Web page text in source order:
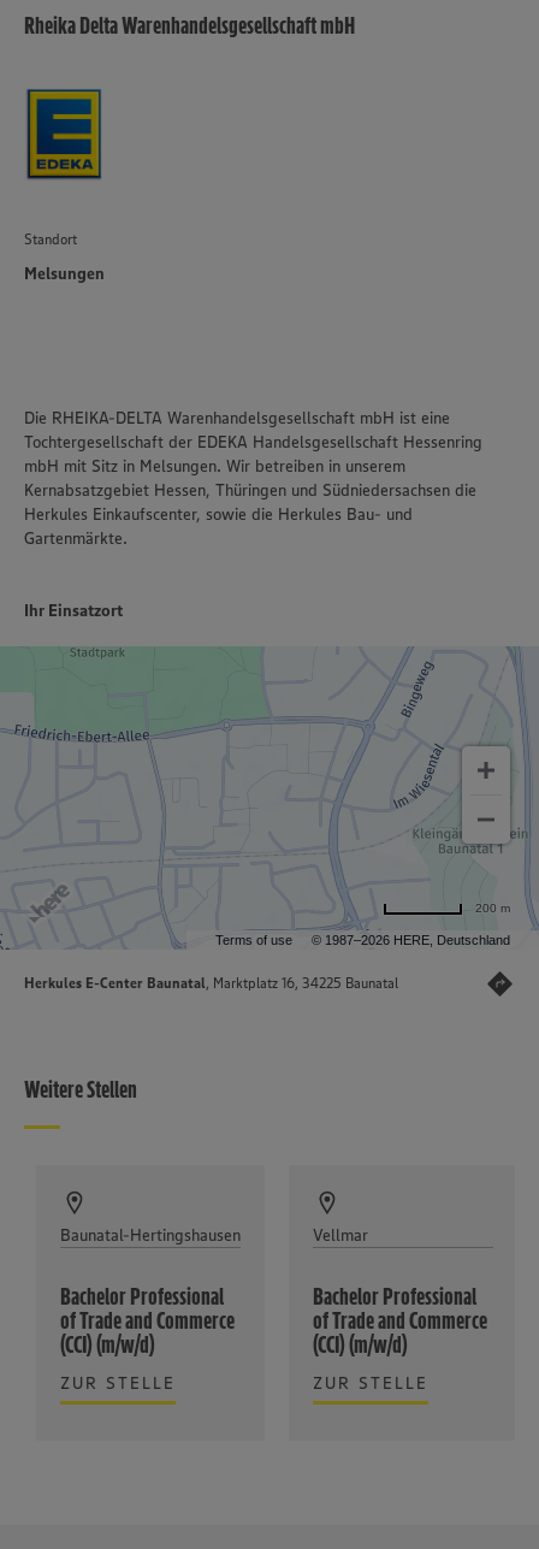
Rheika Delta Warenhandelsgesellschaft mbH
Standort
Melsungen
Die RHEIKA-DELTA Warenhandelsgesellschaft mbH ist eine
Tochtergesellschaft der EDEKA Handelsgesellschaft Hessenring
mbH mit Sitz in Melsungen. Wir betreiben in unserem
Kernabsatzgebiet Hessen, Thüringen und Südniedersachsen die
Herkules Einkaufscenter, sowie die Herkules Bau- und
Gartenmärkte.
Ihr Einsatzort
Terms of use © 1987–2026 HERE, Deutschland
200 m
Herkules E-Center Baunatal, Marktplatz 16, 34225 Baunatal
Weitere Stellen
Baunatal-Hertingshausen
Bachelor Professional
of Trade and Commerce
(CCI) (m/w/d)
ZUR STELLE
Vellmar
Bachelor Professional
of Trade and Commerce
(CCI) (m/w/d)
ZUR STELLE